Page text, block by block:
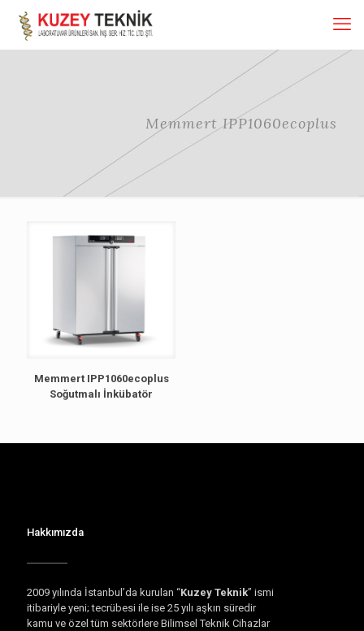
Memmert IPP1060ecoplus
Memmert IPP1060ecoplus
Soğutmalı İnkübatör
Hakkımızda
2009 yılında İstanbul’da kurulan “Kuzey Teknik” ismi
itibariyle yeni; tecrübesi ile ise 25 yılı aşkın süredir
kamu ve özel tüm sektörlere Bilimsel Teknik Cihazlar